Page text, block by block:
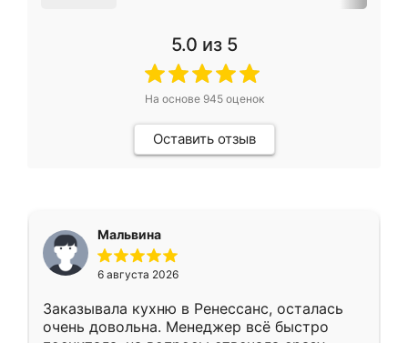
5.0 из 5
На основе 945оценок
Оставить отзыв
Мальвина
6 августа 2026
Заказывала кухню в Ренессанс, осталась
очень довольна. Менеджер всё быстро